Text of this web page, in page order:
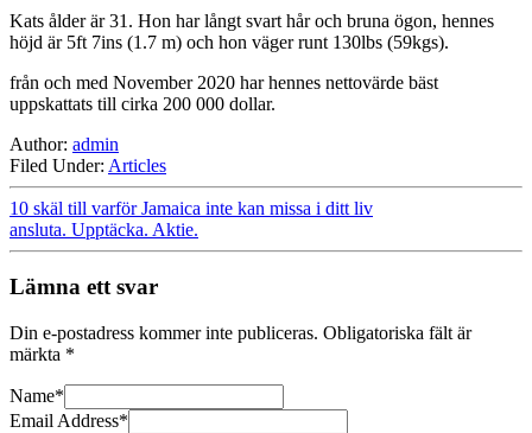
Kats ålder är 31. Hon har långt svart hår och bruna ögon, hennes
höjd är 5ft 7ins (1.7 m) och hon väger runt 130lbs (59kgs).
från och med November 2020 har hennes nettovärde bäst
uppskattats till cirka 200 000 dollar.
Author: admin
Filed Under: Articles
10 skäl till varför Jamaica inte kan missa i ditt liv
ansluta. Upptäcka. Aktie.
Lämna ett svar
Din e-postadress kommer inte publiceras. Obligatoriska fält är
märkta *
Name*
Email Address*